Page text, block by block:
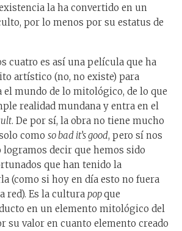
la ha convertido en un
por lo menos por su estatus de
cuatro es así una película que ha
artístico (no, no existe) para
el mundo de lo mitológico, de lo que
realidad mundana y entra en el
. De por sí, la obra no tiene mucho
como so bad it’s good, pero sí nos
logramos decir que hemos sido
que han tenido la
(como si hoy en día esto no fuera
red). Es la cultura popque
en un elemento mitológico del
su valor en cuanto elemento creado